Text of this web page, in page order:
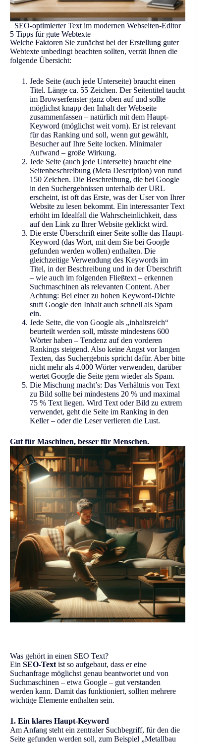
SEO-optimierter Text im modernen Webseiten-Editor
5 Tipps für gute Webtexte
Welche Faktoren Sie zunächst bei der Erstellung guter
Webtexte unbedingt beachten sollten, verrät Ihnen die
folgende Übersicht:
Jede Seite (auch jede Unterseite) braucht einen
Titel. Länge ca. 55 Zeichen. Der Seitentitel taucht
im Browserfenster ganz oben auf und sollte
möglichst knapp den Inhalt der Webseite
zusammenfassen – natürlich mit dem Haupt-
Keyword (möglichst weit vorn). Er ist relevant
für das Ranking und soll, wenn gut gewählt,
Besucher auf Ihre Seite locken. Minimaler
Aufwand – große Wirkung.
Jede Seite (auch jede Unterseite) braucht eine
Seitenbeschreibung (Meta Description) von rund
150 Zeichen. Die Beschreibung, die bei Google
in den Suchergebnissen unterhalb der URL
erscheint, ist oft das Erste, was der User von Ihrer
Website zu lesen bekommt. Ein interessanter Text
erhöht im Idealfall die Wahrscheinlichkeit, dass
auf den Link zu Ihrer Website geklickt wird.
Die erste Überschrift einer Seite sollte das Haupt-
Keyword (das Wort, mit dem Sie bei Google
gefunden werden wollen) enthalten. Die
gleichzeitige Verwendung des Keywords im
Titel, in der Beschreibung und in der Überschrift
– wie auch im folgenden Fließtext – erkennen
Suchmaschinen als relevanten Content. Aber
Achtung: Bei einer zu hohen Keyword-Dichte
stuft Google den Inhalt auch schnell als Spam
ein.
Jede Seite, die von Google als „inhaltsreich“
beurteilt werden soll, müsste mindestens 600
Wörter haben – Tendenz auf den vorderen
Rankings steigend. Also keine Angst vor langen
Texten, das Suchergebnis spricht dafür. Aber bitte
nicht mehr als 4.000 Wörter verwenden, darüber
wertet Google die Seite gern wieder als Spam.
Die Mischung macht’s: Das Verhältnis von Text
zu Bild sollte bei mindestens 20 % und maximal
75 % Text liegen. Wird Text oder Bild zu extrem
verwendet, geht die Seite im Ranking in den
Keller – oder die Leser verlieren die Lust.
Gut für Maschinen, besser für Menschen.
Was gehört in einen SEO Text?
Ein SEO-Text ist so aufgebaut, dass er eine
Suchanfrage möglichst genau beantwortet und von
Suchmaschinen – etwa Google – gut verstanden
werden kann. Damit das funktioniert, sollten mehrere
wichtige Elemente enthalten sein.
1. Ein klares Haupt-Keyword
Am Anfang steht ein zentraler Suchbegriff, für den die
Seite gefunden werden soll, zum Beispiel „Metallbau